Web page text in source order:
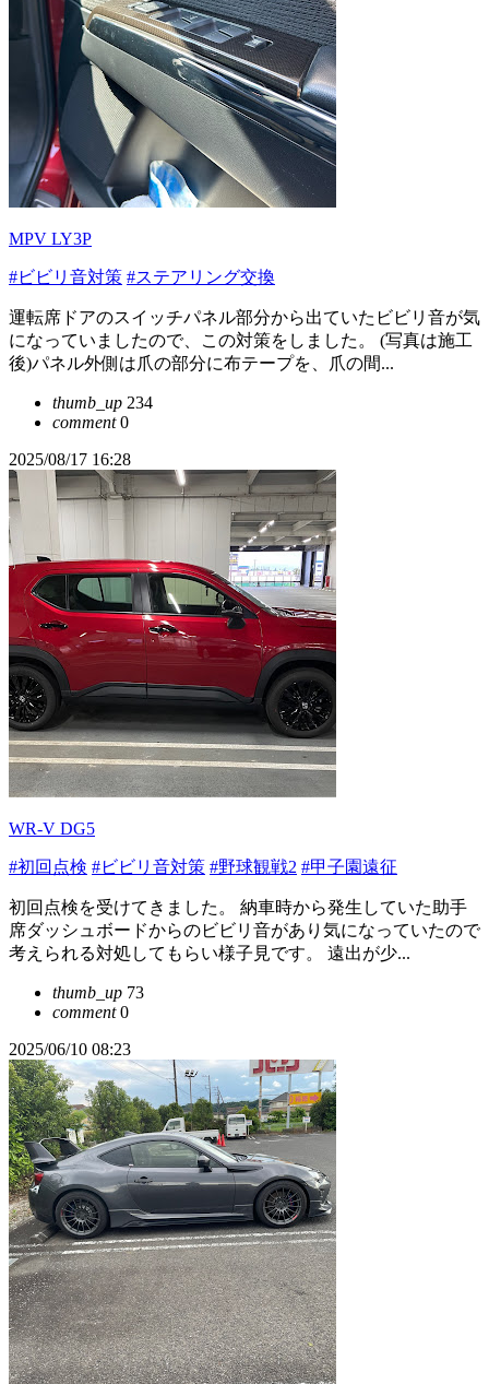
MPV LY3P
#ビビリ音対策 #ステアリング交換
運転席ドアのスイッチパネル部分から出ていたビビリ音が気
になっていましたので、この対策をしました。 (写真は施工
後)パネル外側は爪の部分に布テープを、爪の間...
thumb_up 234
comment0
2025/08/17 16:28
WR-V DG5
#初回点検 #ビビリ音対策 #野球観戦2 #甲子園遠征
初回点検を受けてきました。 納車時から発生していた助手
席ダッシュボードからのビビリ音があり気になっていたので
考えられる対処してもらい様子見です。 遠出が少...
thumb_up 73
comment0
2025/06/10 08:23